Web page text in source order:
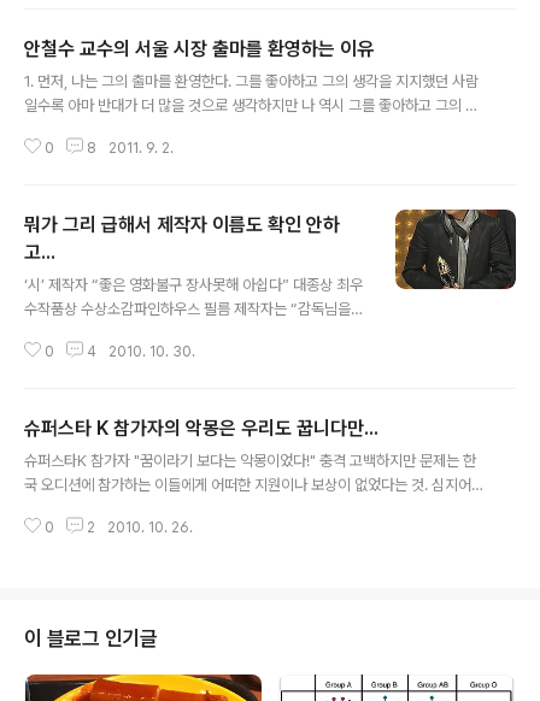
집니다. 현 정부를 싫어하는 측은 위험을 과장하거나 있을
지도 모를 위험을 가정하여 "정부는 뭐하냐"는 레파토리로
압박하고, 그 반대편은 유언비어 유포세력이라고 몰아붙입
단하기 어려워지고, 그러다보니 "전문가 너네들은 뭐하는
안철수 교수의 서울 시장 출마를 환영하는 이유
1. 먼저, 나는 그의 출마를 환영한다. 그를 좋아하고 그의 생각을 지지했던 사람
일수록 아마 반대가 더 많을 것으로 생각하지만 나 역시 그를 좋아하고 그의 생
그간 그를 좋아하고 그의 생각을 지지했다고 해서 그에게 표를 던질 지는 아직
지하고 따라줄 세력이 있는 것 같지 않다. 대중들이 그를 시장으로 선택해줄 지
는 모르지만 그가 분명 겪어야 할 싸움을 함께 싸워주진 않을 것이고 그렇다면
그는 필경 실패할 것이다. 제2의 문국현으로 끝날 수도 있다. 3. 특히 정치가 아
니라 ..
0 8 2011. 9. 2.
뭐가 그리 급해서 제작자 이름도 확인 안하
고...
‘시’ 제작자 “좋은 영화불구 장사못해 아쉽다” 대종상 최우
수작품상 수상소감파인하우스 필름 제작자는 “감독님을
품상을 받을 정도로 좋은 영화를 만들어줬는데 제작사가
대한 아쉬움을 표현하기도 했다. 대종상 시상식 딱 이부분
만 봤는데 작품상 수상을 제작자인 이준동님이 하셨거든
요. 그런데 기사엔 그냥 제작자라고만 나오는 군요. 뭐가 그
인지 모르겠네요. 그러니까 누가 유재석이 상받았냐는 소
0 4 2010. 10. 30.
슈퍼스타 K 참가자의 악몽은 우리도 꿉니다만...
슈퍼스타K 참가자 "꿈이라기 보다는 악몽이었다!" 충격 고백하지만 문제는 한
국 오디션에 참가하는 이들에게 어떠한 지원이나 보상이 없었다는 것. 심지어는
몰라 참가자들의 분노케 한 것으로 알려졌다. 실제 한국 오디션에 참가했던 마
합격자들은 받지도 못했으며 Mnet 측이 바뀐 일정에 보상을 약속했으나 어떤
것도 받은 게 없다고 밝혔다. 아, 저 부분을 읽다보니 저도 한마디 하고 싶군요.
외국에 있는 연구자들..
0 2 2010. 10. 26.
이 블로그 인기글